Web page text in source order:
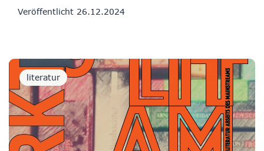
Veröffentlicht 26.12.2024
literatur